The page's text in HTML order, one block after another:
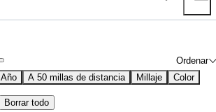
Ordenar
Año A 50 millas de distancia Millaje Color
Borrar todo